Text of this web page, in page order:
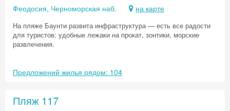
Феодосия, Черноморская наб. на карте
На пляже Баунти развита инфраструктура — есть все радости
для туристов: удобные лежаки на прокат, зонтики, морские
развлечения.
Предложений жилья рядом: 104
Пляж 117